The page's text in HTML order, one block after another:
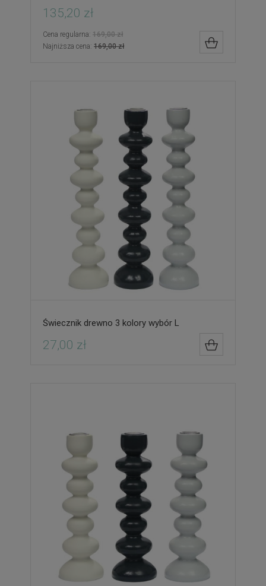
135,20 zł
Cena regularna: 169,00 zł
Najniższa cena: 169,00 zł
Świecznik drewno 3 kolory wybór L
27,00 zł